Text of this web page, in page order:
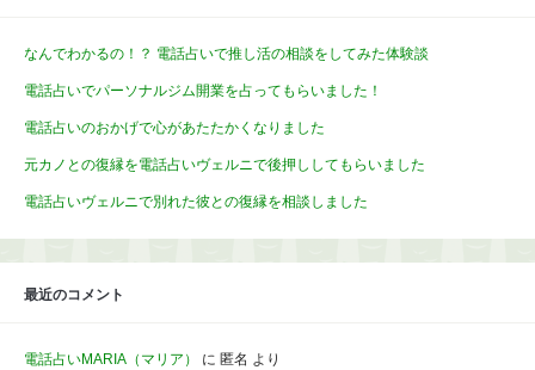
なんでわかるの！？ 電話占いで推し活の相談をしてみた体験談
電話占いでパーソナルジム開業を占ってもらいました！
電話占いのおかげで心があたたかくなりました
元カノとの復縁を電話占いヴェルニで後押ししてもらいました
電話占いヴェルニで別れた彼との復縁を相談しました
最近のコメント
電話占いMARIA（マリア） に 匿名 より